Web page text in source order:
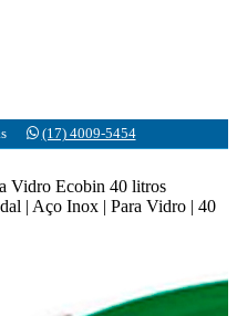
(17) 4009-5454
Vidro Ecobin 40 litros
| Aço Inox | Para Vidro | 40